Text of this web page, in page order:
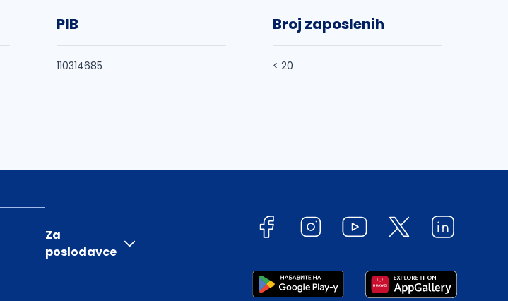
PIB
110314685
Broj zaposlenih
< 20
Za
poslodavce